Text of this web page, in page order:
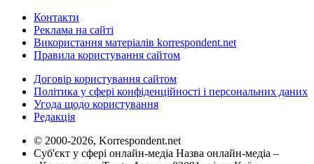
Контакти
Реклама на сайті
Використання матеріалів korrespondent.net
Правила користування сайтом
Договір користування сайтом
Політика у сфері конфіденційності і персональних даних
Угода щодо користування
Редакція
© 2000-2026, Korrespondent.net
Суб'єкт у сфері онлайн-медіа Назва онлайн-медіа –